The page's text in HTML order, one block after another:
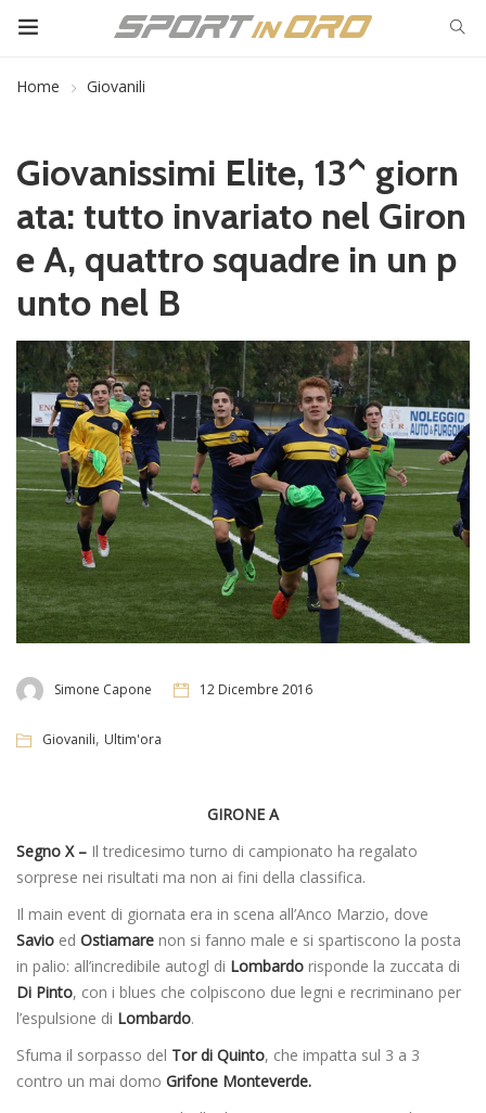
Home Giovanili
Giovanissimi Elite, 13^ giorn
ata: tutto invariato nel Giron
e A, quattro squadre in un p
unto nel B
Simone Capone 12 Dicembre 2016
Giovanili, Ultim'ora
GIRONE A
Segno X – Il tredicesimo turno di campionato ha regalato
sorprese nei risultati ma non ai fini della classifica.
Il main event di giornata era in scena all’Anco Marzio, dove
Savio ed Ostiamare non si fanno male e si spartiscono la posta
in palio: all’incredibile autogl di Lombardo risponde la zuccata di
Di Pinto, con i blues che colpiscono due legni e recriminano per
l’espulsione di Lombardo.
Sfuma il sorpasso del Tor di Quinto, che impatta sul 3 a 3
contro un mai domo Grifone Monteverde.